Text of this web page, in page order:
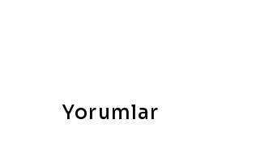
Yorumlar